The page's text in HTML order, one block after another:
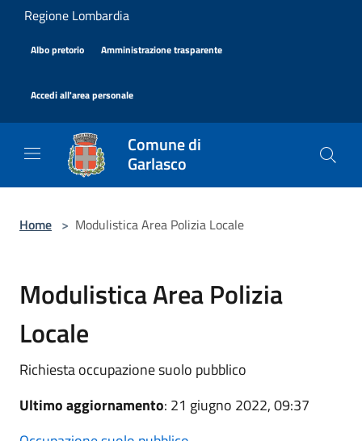
Salta al contenuto principale
Regione Lombardia
Albo pretorio Amministrazione trasparente
Accedi all'area personale
Comune di
Garlasco
Home > Modulistica Area Polizia Locale
Modulistica Area Polizia
Locale
Richiesta occupazione suolo pubblico
Ultimo aggiornamento: 21 giugno 2022, 09:37